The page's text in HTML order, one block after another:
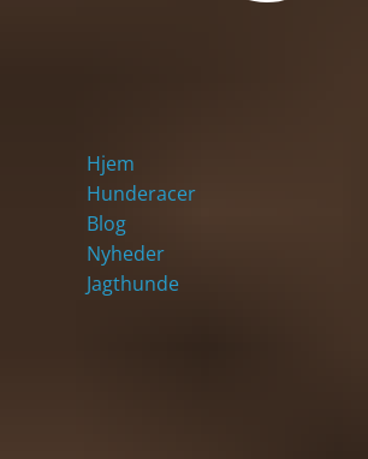
Hjem
Hunderacer
Blog
Nyheder
Jagthunde